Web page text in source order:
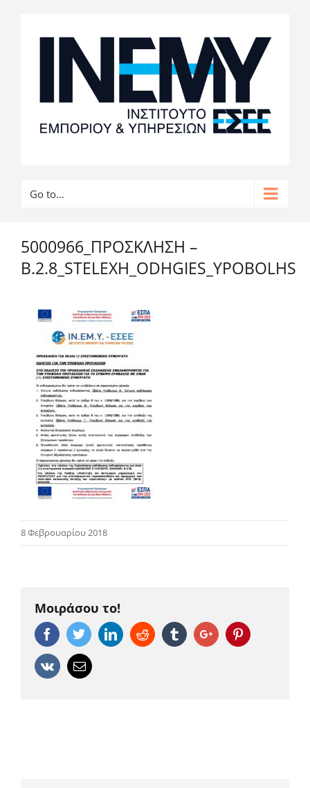
Go to...
5000966_ΠΡΟΣΚΛΗΣΗ –
Β.2.8_STELEXH_ODHGIES_YPOBOLHS
8 Φεβρουαρίου 2018
Μοιράσου το!
FacebookTwitterLinkedinReddit TumblrGoogle+Pinterest
Vk Email